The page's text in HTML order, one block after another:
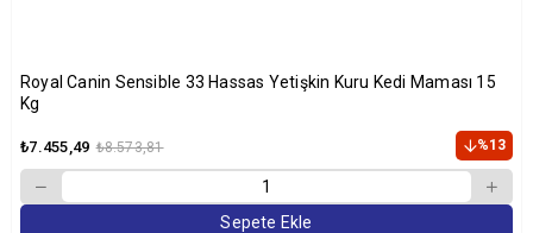
Royal Canin Sensible 33 Hassas Yetişkin Kuru Kedi Maması 15
Kg
₺7.455,49 ₺8.573,81 %13
Sepete Ekle